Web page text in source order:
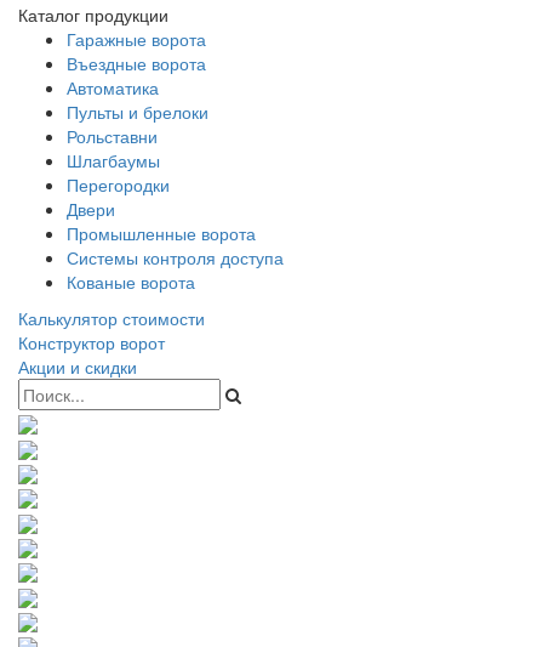
Каталог продукции
Гаражные ворота
Въездные ворота
Автоматика
Пульты и брелоки
Рольставни
Шлагбаумы
Перегородки
Двери
Промышленные ворота
Системы контроля доступа
Кованые ворота
Калькулятор стоимости
Конструктор ворот
Акции и скидки